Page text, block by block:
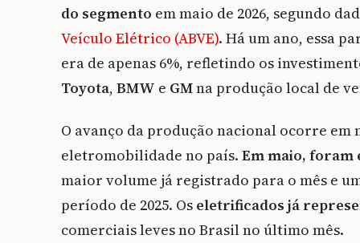
do segmento em maio de 2026, segundo
Veículo Elétrico (ABVE). Há um ano, essa
era de apenas 6%, refletindo os
Toyota, BMW e GMna produção local de
O avanço da produção nacional ocorre
eletromobilidade no país. Em maio, foram
maior volume já registrado para o mês e
período de 2025. Os eletrificados já
comerciais leves no Brasil no último mês.